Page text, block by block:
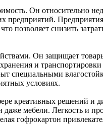
Он относительно
предприятий.
позволяет снизить
Он защищает
и
специальными
условиях.
креативных решений и
мебели. Легкость и
гофрокартон